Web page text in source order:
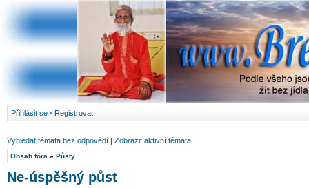
Přihlásit se • Registrovat
Vyhledat témata bez odpovědí | Zobrazit aktivní témata
Obsah fóra » Půsty
Ne-úspěšný půst